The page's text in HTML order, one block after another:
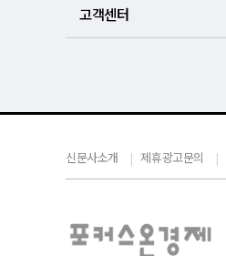
고객센터
신문사소개 제휴광고문의